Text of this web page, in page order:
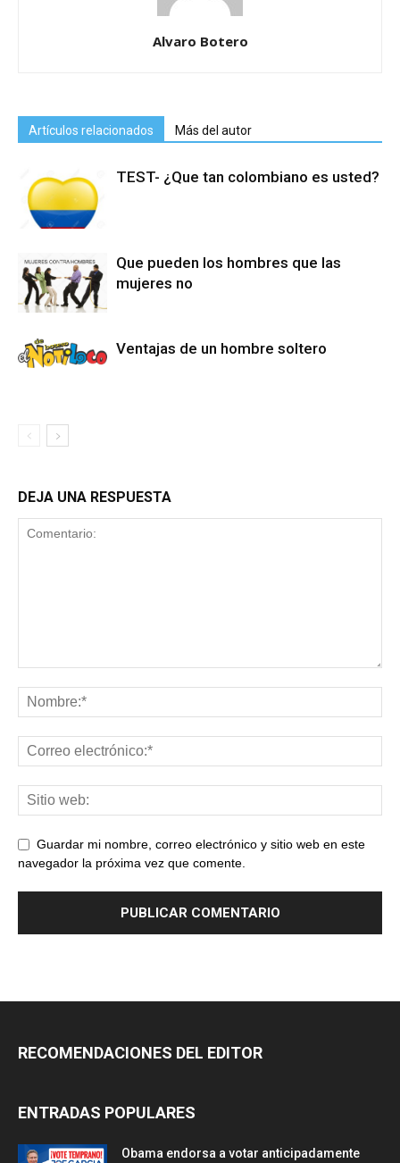
Alvaro Botero
Artículos relacionados Más del autor
TEST- ¿Que tan colombiano es usted?
Que pueden los hombres que las
mujeres no
Ventajas de un hombre soltero
DEJA UNA RESPUESTA
Guardar mi nombre, correo electrónico y sitio web en este
navegador la próxima vez que comente.
RECOMENDACIONES DEL EDITOR
ENTRADAS POPULARES
Obama endorsa a votar anticipadamente